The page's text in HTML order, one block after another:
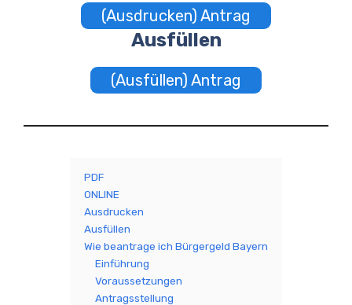
(Ausdrucken) Antrag
Ausfüllen
(Ausfüllen) Antrag
PDF
ONLINE
Ausdrucken
Ausfüllen
Wie beantrage ich Bürgergeld Bayern
Einführung
Voraussetzungen
Antragsstellung